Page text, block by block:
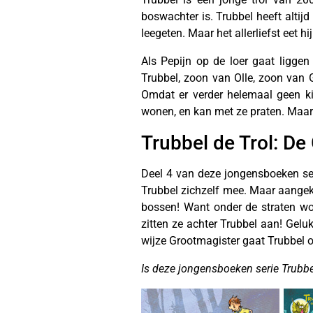
boswachter is. Trubbel heeft
leegeten. Maar het allerliefst eet
Als Pepijn op de loer gaat
Trubbel, zoon van Olle, zoon van
Omdat er verder helemaal geen
wonen, en kan met ze praten.
Trubbel de Trol:
Deel 4 van deze jongensboeken
Trubbel zichzelf mee. Maar
bossen! Want onder de straten
zitten ze achter Trubbel aan!
wijze Grootmagister gaat Trubbel
Is deze jongensboeken serie